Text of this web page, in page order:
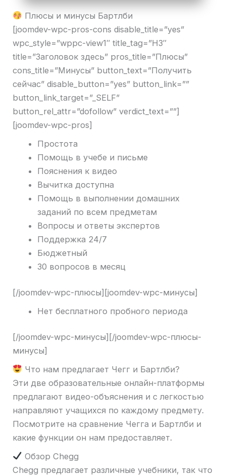
Плюсы и минусы Бартлби
[joomdev-wpc-pros-cons disable_title=”yes”
wpc_style=”wppc-view1″ title_tag=”H3″
title=”Заголовок здесь” pros_title=”Плюсы”
cons_title=”Минусы” button_text=”Получить
сейчас” disable_button=”yes” button_link=””
button_link_target=”_SELF”
button_rel_attr=”dofollow” verdict_text=””]
[joomdev-wpc-pros]
Простота
Помощь в учебе и письме
Пояснения к видео
Вычитка доступна
Помощь в выполнении домашних
заданий по всем предметам
Вопросы и ответы экспертов
Поддержка 24/7
Бюджетный
30 вопросов в месяц
[/joomdev-wpc-плюсы][joomdev-wpc-минусы]
Нет бесплатного пробного периода
[/joomdev-wpc-минусы][/joomdev-wpc-плюсы-
минусы]
Что нам предлагает Чегг и Бартлби?
Эти две образовательные онлайн-платформы
предлагают видео-объяснения и с легкостью
направляют учащихся по каждому предмету.
Посмотрите на сравнение Чегга и Бартлби и
какие функции он нам предоставляет.
Обзор Chegg
Chegg предлагает различные учебники, так что